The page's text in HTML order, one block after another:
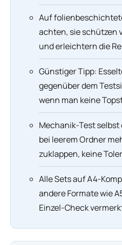
Auf
achten, sie schützen
und erleichtern die
Günstiger Tipp:
gegenüber dem
wenn man keine
Mechanik-Test
bei leerem Ordner
zuklappen, keine
Alle Sets auf A4-
andere Formate wie
Einzel-Check